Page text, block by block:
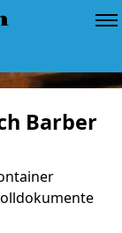
Barber